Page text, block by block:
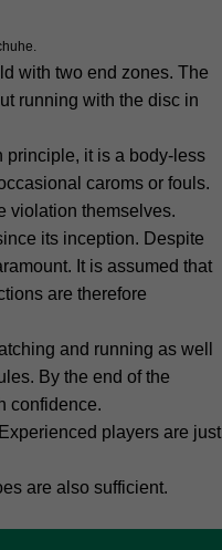
with two end zones. The
running with the disc in
principle, it is a body-less
caroms or fouls.
violation themselves.
its inception. Despite
It is assumed that
are therefore
and running as well
By the end of the
confidence.
players are just
are also sufficient.